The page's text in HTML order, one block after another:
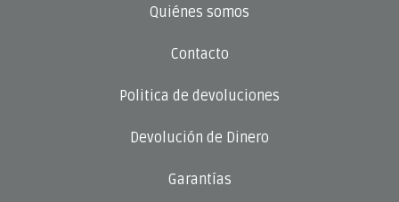
Quiénes somos
Contacto
Politica de devoluciones
Devolución de Dinero
Garantías